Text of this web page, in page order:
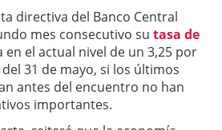
directiva del Banco Central
mes consecutivo su tasa de
en el actual nivel de un 3,25 por
31 de mayo, si los últimos
antes del encuentro no han
importantes.